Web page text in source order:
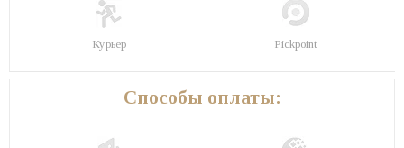
Курьер Pickpoint
Способы оплаты: